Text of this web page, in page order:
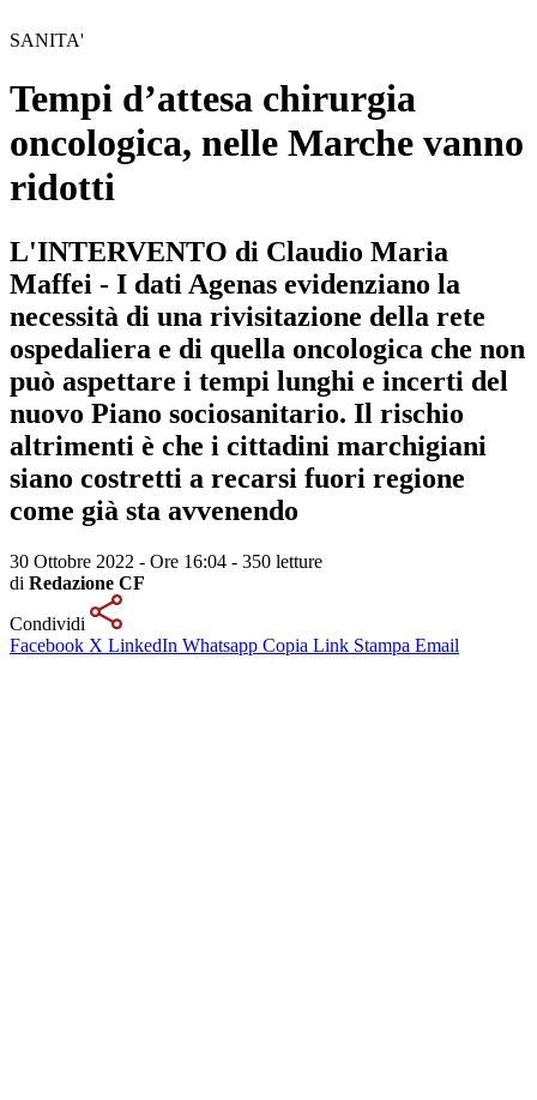
SANITA'
Tempi d’attesa chirurgia
oncologica, nelle Marche vanno
ridotti
L'INTERVENTO di Claudio Maria
Maffei - I dati Agenas evidenziano la
necessità di una rivisitazione della rete
ospedaliera e di quella oncologica che non
può aspettare i tempi lunghi e incerti del
nuovo Piano sociosanitario. Il rischio
altrimenti è che i cittadini marchigiani
siano costretti a recarsi fuori regione
come già sta avvenendo
30 Ottobre 2022 - Ore 16:04 - 350 letture
di Redazione CF
Condividi
Facebook X LinkedIn Whatsapp Copia Link Stampa Email